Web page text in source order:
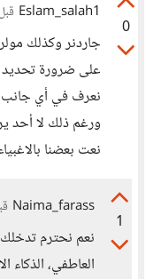
0
Eslam_salah1
جاردنر وكذلك
على ضرورة تحديد
نعرف في أي
ورغم ذلك لا أحد
نعت بعضنا
1
Naima_farass
نعم نحترم تدخلك
العاطفي، الذكاء